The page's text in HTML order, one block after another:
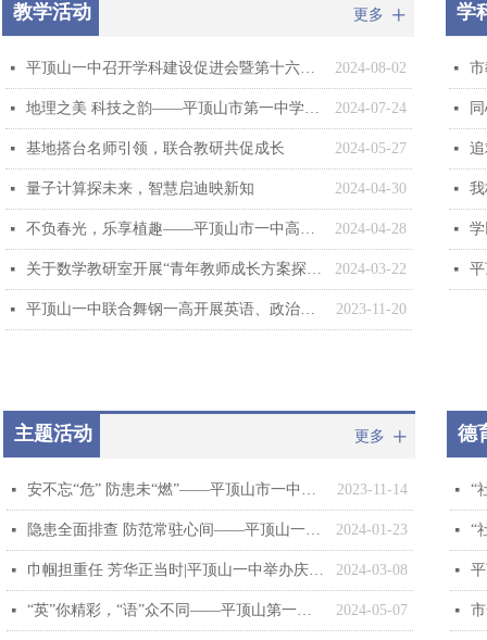
教学活动 更多 ꄸ
2024-08-02
넷 平顶山一中召开学科建设促进会暨第十六届青年教师教学基本功大赛启动仪式
2024-07-24
넷 地理之美 科技之韵——平顶山市第一中学选派学生参加河南省地理学科夏令营
2024-05-27
넷 基地搭台名师引领，联合教研共促成长
2024-04-30
넷 量子计算探未来，智慧启迪映新知
2024-04-28
넷 不负春光，乐享植趣——平顶山市一中高一年级生物教研活动：为豌豆进行人工杂交
2024-03-22
넷 关于数学教研室开展“青年教师成长方案探讨”的系列教研会活动的通报
2023-11-20
넷 平顶山一中联合舞钢一高开展英语、政治、生物联合大教研活动
主题活动 更多 ꄸ
2023-11-14
넷 安不忘“危” 防患未“燃”——平顶山市一中举行“119”消防安全主题教育系列活动
2024-01-23
넷 隐患全面排查 防范常驻心间——平顶山一中开展校园消防安全隐患专项排查整治活动
2024-03-08
넷 巾帼担重任 芳华正当时|平顶山一中举办庆“三八”趣味运动会
2024-05-07
넷 “英”你精彩，“语”众不同——平顶山第一中学开展英语才艺展示活动
德
넷
넷
넷
넷
学
넷
넷
넷
넷
넷
넷